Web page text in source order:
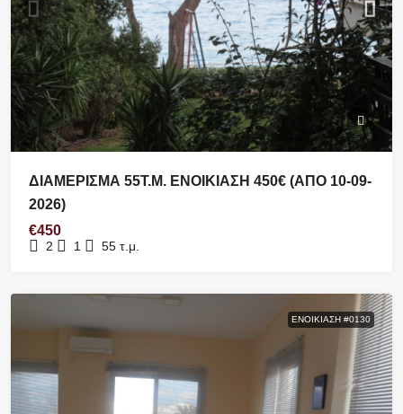
ΔΙΑΜΕΡΙΣΜΑ 55Τ.Μ. ΕΝΟΙΚΙΑΣΗ 450€ (ΑΠΟ 10-09-
2026)
€450
2 1 55 τ.μ.
ΕΝΟΙΚΊΑΣΗ #0130